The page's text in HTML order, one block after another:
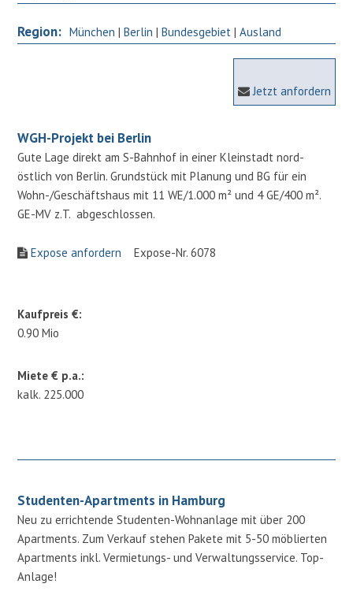
Region: München |Berlin |Bundesgebiet |Ausland
Jetzt anfordern
WGH-Projekt bei Berlin
Gute Lage direkt am S-Bahnhof in einer Kleinstadt nord-
östlich von Berlin. Grundstück mit Planung und BG für ein
Wohn-/Geschäftshaus mit 11 WE/1.000 m² und 4 GE/400 m².
GE-MV z.T. abgeschlossen.
Expose anfordern Expose-Nr. 6078
Kaufpreis €:
0.90 Mio
Miete € p.a.:
kalk. 225.000
Studenten-Apartments in Hamburg
Neu zu errichtende Studenten-Wohnanlage mit über 200
Apartments. Zum Verkauf stehen Pakete mit 5-50 möblierten
Apartments inkl. Vermietungs- und Verwaltungsservice. Top-
Anlage!